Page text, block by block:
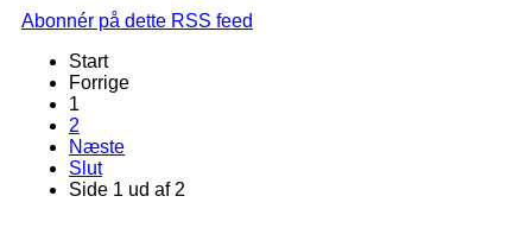
Abonnér på dette RSS feed
Start
Forrige
1
2
Næste
Slut
Side 1 ud af 2